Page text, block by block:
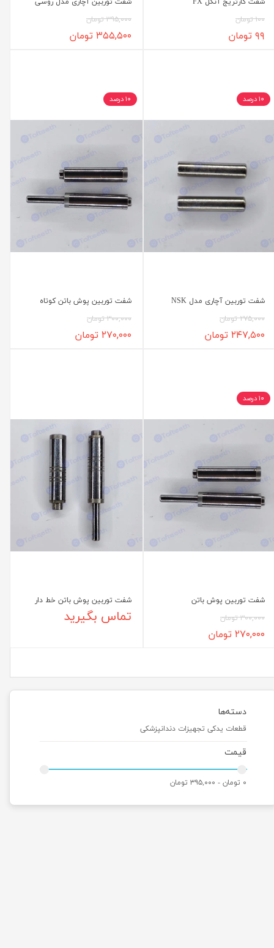
دسته‌ها
قطعات یدکی تجهیزات دندانپزشکی
قیمت
۰ تومان - ۳۹۵,۰۰۰ تومان
۱۰۰ تومان
۹۹ تومان
۳۹۵,۰۰۰ تومان
۳۵۵,۵۰۰ تومان
شفت توربین آچاری مدل NSK
۲۷۵,۰۰۰ تومان
۲۴۷,۵۰۰ تومان
۱۰ درصد
شفت توربین پوش باتن کوتاه
۳۰۰,۰۰۰ تومان
۲۷۰,۰۰۰ تومان
۱۰ درصد
شفت توربین پوش باتن
۳۰۰,۰۰۰ تومان
۲۷۰,۰۰۰ تومان
۱۰ درصد
شفت توربین پوش باتن خط دار
تماس بگیرید